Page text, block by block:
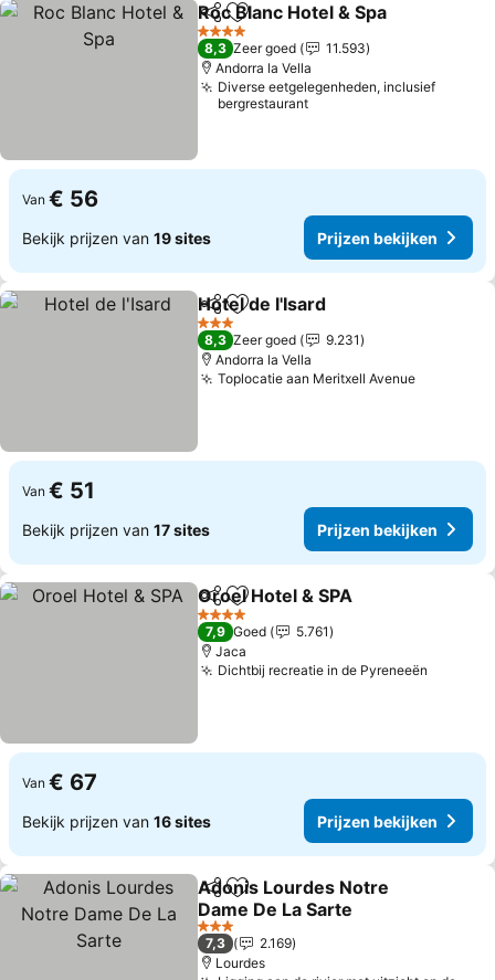
DelenToevoegen aan favorieten
Roc Blanc Hotel & Spa
4 Sterren
8,3 Zeer goed
11.593
Andorra la Vella
Diverse eetgelegenheden, inclusief
bergrestaurant
Van € 56
Bekijk prijzen van 19 sites Prijzen bekijken
DelenToevoegen aan favorieten
Hotel de l'Isard
3 Sterren
8,3 Zeer goed
9.231
Andorra la Vella
Toplocatie aan Meritxell Avenue
Van € 51
Bekijk prijzen van 17 sites Prijzen bekijken
DelenToevoegen aan favorieten
Oroel Hotel & SPA
4 Sterren
7,9 Goed
5.761
Jaca
Dichtbij recreatie in de Pyreneeën
Van € 67
Bekijk prijzen van 16 sites Prijzen bekijken
DelenToevoegen aan favorieten
Adonis Lourdes Notre
Dame De La Sarte
3 Sterren
7,3
2.169
Lourdes